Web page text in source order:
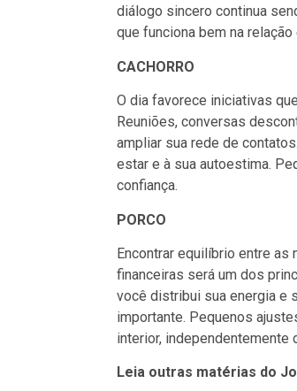
diálogo sincero continua
que funciona bem na
CACHORRO
O dia favorece iniciativas
Reuniões, conversas
ampliar sua rede de
estar e à sua autoestima.
confiança.
PORCO
Encontrar equilíbrio entre
financeiras será um dos
você distribui sua energia e
importante. Pequenos
interior, independentemente
Leia outras matérias do